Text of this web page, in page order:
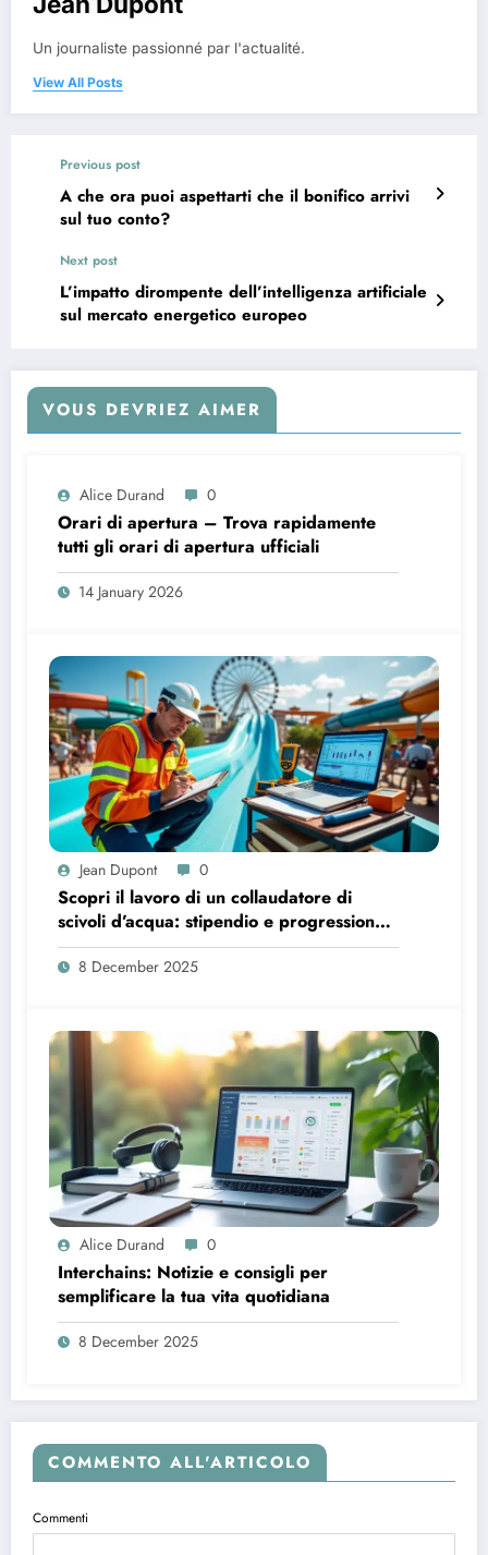
Un journaliste passionné par l'actualité.
View All Posts
Previous post
A che ora puoi aspettarti che il bonifico arrivi
sul tuo conto?
Next post
L’impatto dirompente dell’intelligenza artificiale
sul mercato energetico europeo
VOUS DEVRIEZ AIMER
Alice Durand 0
Orari di apertura – Trova rapidamente
tutti gli orari di apertura ufficiali
14 January 2026
Jean Dupont 0
Scopri il lavoro di un collaudatore di
scivoli d’acqua: stipendio e progressione
di carriera
8 December 2025
Alice Durand 0
Interchains: Notizie e consigli per
semplificare la tua vita quotidiana
8 December 2025
COMMENTO ALL'ARTICOLO
Commenti